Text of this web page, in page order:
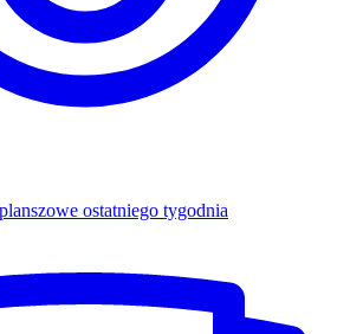
ostatniego tygodnia